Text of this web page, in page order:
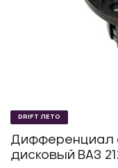
DRIFT ЛЕТО
Дифференциал
дисковый ВАЗ